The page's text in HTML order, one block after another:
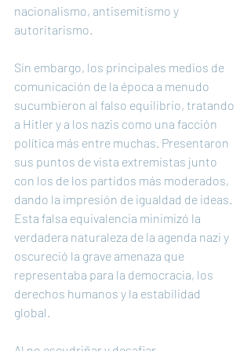
nacionalismo, antisemitismo y
autoritarismo.
Sin embargo, los principales medios de
comunicación de la época a menudo
sucumbieron al falso equilibrio, tratando
a Hitler y a los nazis como una facción
política más entre muchas. Presentaron
sus puntos de vista extremistas junto
con los de los partidos más moderados,
dando la impresión de igualdad de ideas.
Esta falsa equivalencia minimizó la
verdadera naturaleza de la agenda nazi y
oscureció la grave amenaza que
representaba para la democracia, los
derechos humanos y la estabilidad
global.